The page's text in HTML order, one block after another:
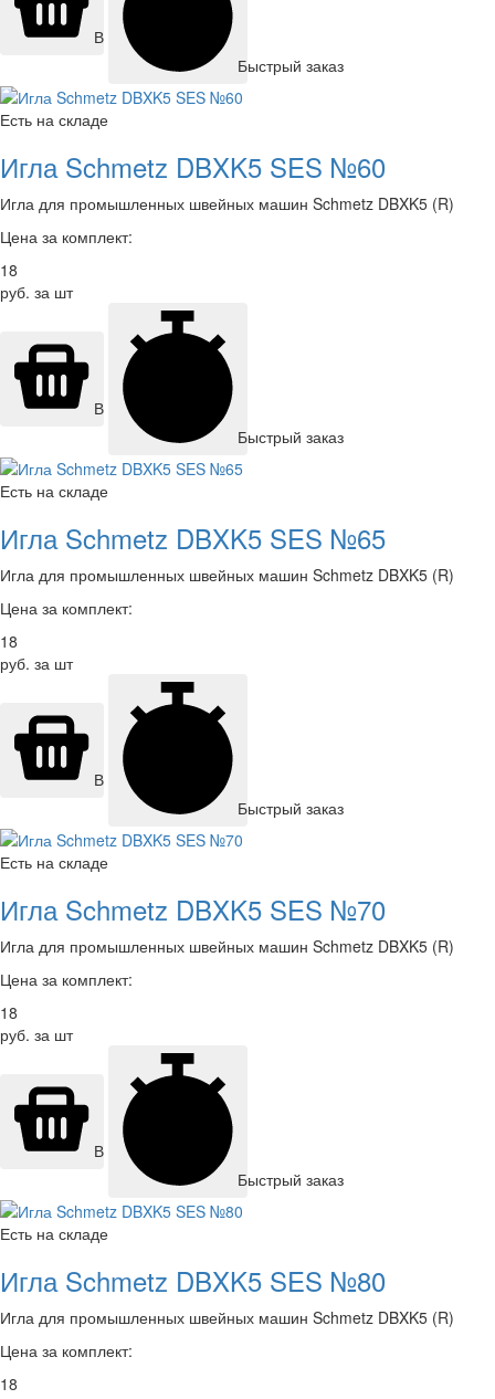
В корзину
Быстрый заказ
Есть на складе
Игла Schmetz DBXK5 SES №60
Игла для промышленных швейных машин Schmetz DBXK5 (R)
Цена за комплект:
18
руб. за шт
В корзину
Быстрый заказ
Есть на складе
Игла Schmetz DBXK5 SES №65
Игла для промышленных швейных машин Schmetz DBXK5 (R)
Цена за комплект:
18
руб. за шт
В корзину
Быстрый заказ
Есть на складе
Игла Schmetz DBXK5 SES №70
Игла для промышленных швейных машин Schmetz DBXK5 (R)
Цена за комплект:
18
руб. за шт
В корзину
Быстрый заказ
Есть на складе
Игла Schmetz DBXK5 SES №80
Игла для промышленных швейных машин Schmetz DBXK5 (R)
Цена за комплект:
18